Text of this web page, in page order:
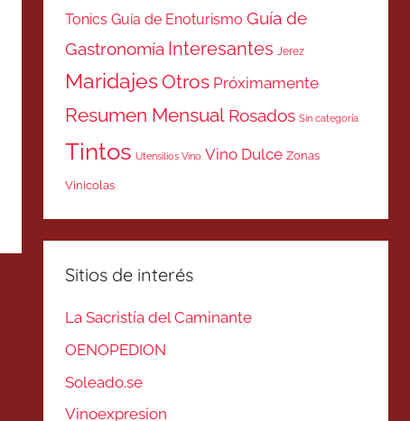
Tonics Guía de Enoturismo Guía de
Gastronomía Interesantes Jerez
MaridajesOtros Próximamente
Resumen Mensual Rosados Sin categoría
Tintos Utensilios Vino Vino Dulce Zonas
Vinicolas
Sitios de interés
La Sacristía del Caminante
OENOPEDION
Soleado.se
Vinoexpresion